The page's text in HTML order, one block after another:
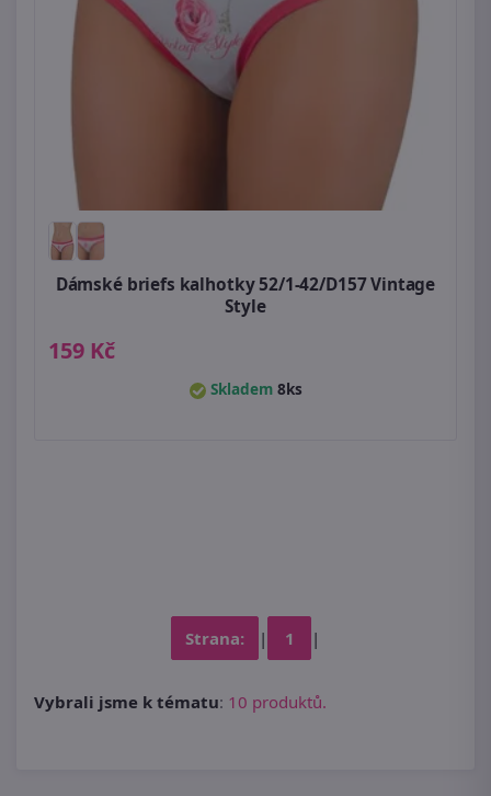
Dámské briefs kalhotky 52/1-42/D157 Vintage
Style
159 Kč
Skladem 8ks
Strana: | 1 |
Vybrali jsme k tématu: 10 produktů.